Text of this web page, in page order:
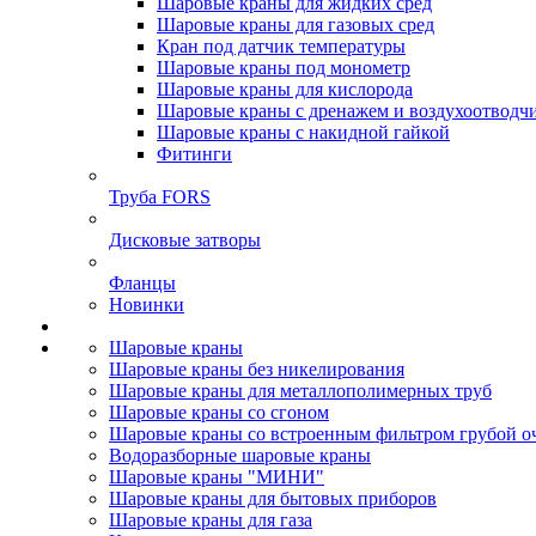
Шаровые краны для газовых сред
Кран под датчик температуры
Шаровые краны под монометр
Шаровые краны для кислорода
Шаровые краны с дренажем и
Шаровые краны с накидной гайкой
Фитинги
Труба FORS
Дисковые затворы
Фланцы
Новинки
Шаровые краны
Шаровые краны без никелирования
Шаровые краны для металлополимерных труб
Шаровые краны со сгоном
Шаровые краны со встроенным фильтром грубой
Водоразборные шаровые краны
Шаровые краны "МИНИ"
Шаровые краны для бытовых приборов
Шаровые краны для газа